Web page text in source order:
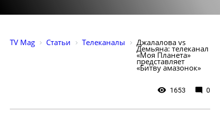
TV Mag Статьи Телеканалы Джалалова vs
Демьяна: телеканал
«Моя Планета»
представляет
«Битву амазонок»
1653 0